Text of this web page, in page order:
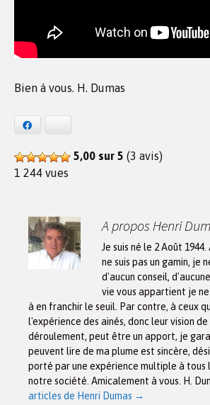
Bien à vous. H. Dumas
5,00 sur 5 (3 avis)
1 244 vues
A propos Henri
Je suis né le 2 Août
ne suis pas un gamin, je
d'aucun conseil,
vie vous appartient je
à en franchir le seuil. Par contre, à ceux
l'expérience des ainés, donc leur vision
déroulement, peut être un apport, je
peuvent lire de ma plume est sincère,
porté par une expérience multiple à tous
notre société. Amicalement à vous. H.
articles de Henri Dumas →